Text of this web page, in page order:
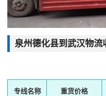
泉州德化县到武汉物流
专线名称 重货价格